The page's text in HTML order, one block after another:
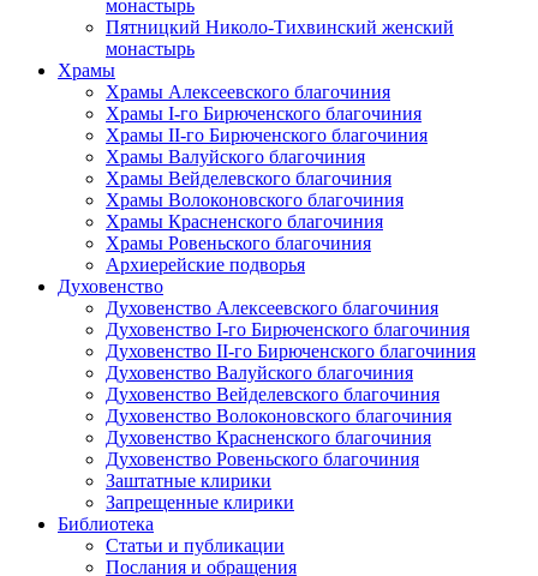
монастырь
Пятницкий Николо-Тихвинский женский
монастырь
Храмы
Храмы Алексеевского благочиния
Храмы I-го Бирюченского благочиния
Храмы II-го Бирюченского благочиния
Храмы Валуйского благочиния
Храмы Вейделевского благочиния
Храмы Волоконовского благочиния
Храмы Красненского благочиния
Храмы Ровеньского благочиния
Архиерейские подворья
Духовенство
Духовенство Алексеевского благочиния
Духовенство I-го Бирюченского благочиния
Духовенство II-го Бирюченского благочиния
Духовенство Валуйского благочиния
Духовенство Вейделевского благочиния
Духовенство Волоконовского благочиния
Духовенство Красненского благочиния
Духовенство Ровеньского благочиния
Заштатные клирики
Запрещенные клирики
Библиотека
Статьи и публикации
Послания и обращения